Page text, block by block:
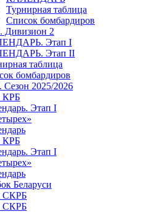
Турнирная таблица
Список бомбардиров
2
Этап I
Этап II
таблица
бомбардиров
Сезон 2025/2026
КРБ
Этап I
КРБ
Этап I
Беларуси
СКРБ
СКРБ